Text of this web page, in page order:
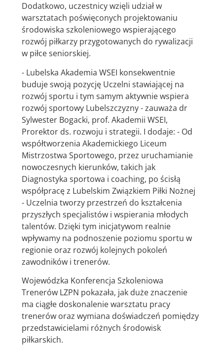
Dodatkowo, uczestnicy wzięli udział w
warsztatach poświęconych projektowaniu
środowiska szkoleniowego wspierającego
rozwój piłkarzy przygotowanych do rywalizacji
w piłce seniorskiej.
- Lubelska Akademia WSEI konsekwentnie
buduje swoją pozycję Uczelni stawiającej na
rozwój sportu i tym samym aktywnie wspiera
rozwój sportowy Lubelszczyzny - zauważa dr
Sylwester Bogacki, prof. Akademii WSEI,
Prorektor ds. rozwoju i strategii. I dodaje: - Od
współtworzenia Akademickiego Liceum
Mistrzostwa Sportowego, przez uruchamianie
nowoczesnych kierunków, takich jak
Diagnostyka sportowa i coaching, po ścisłą
współpracę z Lubelskim Związkiem Piłki Nożnej
- Uczelnia tworzy przestrzeń do kształcenia
przyszłych specjalistów i wspierania młodych
talentów. Dzięki tym inicjatywom realnie
wpływamy na podnoszenie poziomu sportu w
regionie oraz rozwój kolejnych pokoleń
zawodników i trenerów.
Wojewódzka Konferencja Szkoleniowa
Trenerów LZPN pokazała, jak duże znaczenie
ma ciągłe doskonalenie warsztatu pracy
trenerów oraz wymiana doświadczeń pomiędzy
przedstawicielami różnych środowisk
piłkarskich.